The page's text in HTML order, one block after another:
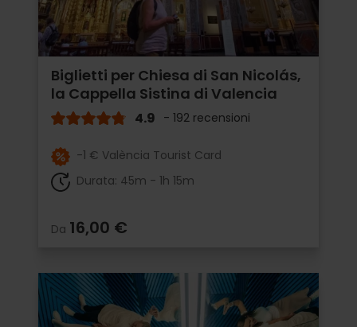
Biglietti per Chiesa di San Nicolás,
la Cappella Sistina di Valencia
4.9 - 192 recensioni
-1 € València Tourist Card
Durata: 45m - 1h 15m
Da 16,00 €